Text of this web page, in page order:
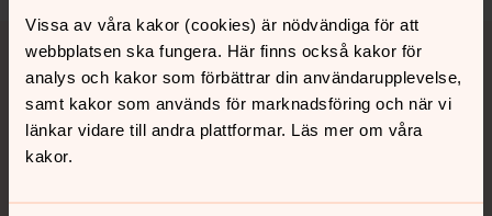
Vissa av våra kakor (cookies) är nödvändiga för att
webbplatsen ska fungera. Här finns också kakor för
analys och kakor som förbättrar din användarupplevelse,
samt kakor som används för marknadsföring och när vi
länkar vidare till andra plattformar. Läs mer om våra
kakor.
Tillbaka till toppen
Tillbaka till innehållet
Kontakt